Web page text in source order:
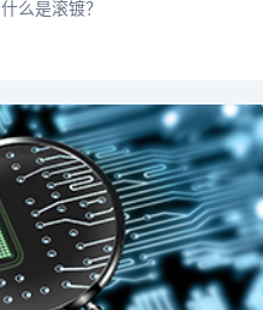
​什么是滚镀？